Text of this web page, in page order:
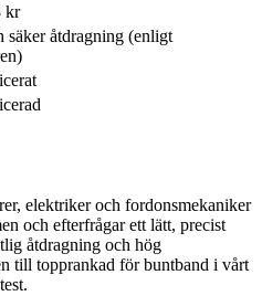
kr
säker åtdragning (enligt
elektriker och fordonsmekaniker
och efterfrågar ett lätt, precist
åtdragning och hög
till topprankad för buntband i vårt